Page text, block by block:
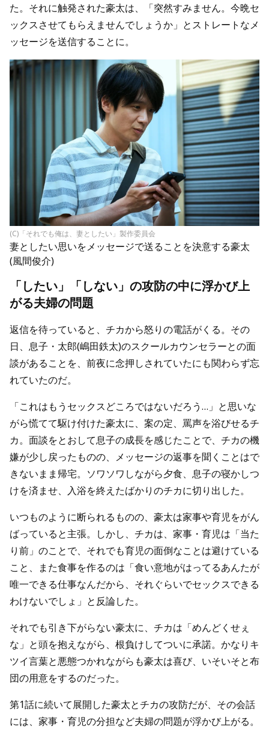
た。それに触発された豪太は、「突然すみません。今晩セ
ックスさせてもらえませんでしょうか」とストレートなメ
ッセージを送信することに。
(C)「それでも俺は、妻としたい」製作委員会
妻としたい思いをメッセージで送ることを決意する豪太
(風間俊介)
「したい」「しない」の攻防の中に浮かび上
がる夫婦の問題
返信を待っていると、チカから怒りの電話がくる。その
日、息子・太郎(嶋田鉄太)のスクールカウンセラーとの面
談があることを、前夜に念押しされていたにも関わらず忘
れていたのだ。
「これはもうセックスどころではないだろう…」と思いな
がら慌てて駆け付けた豪太に、案の定、罵声を浴びせるチ
カ。面談をとおして息子の成長を感じたことで、チカの機
嫌が少し戻ったものの、メッセージの返事を聞くことはで
きないまま帰宅。ソワソワしながら夕食、息子の寝かしつ
けを済ませ、入浴を終えたばかりのチカに切り出した。
いつものように断られるものの、豪太は家事や育児をがん
ばっていると主張。しかし、チカは、家事・育児は「当た
り前」のことで、それでも育児の面倒なことは避けている
こと、また食事を作るのは「食い意地がはってるあんたが
唯一できる仕事なんだから、それぐらいでセックスできる
わけないでしょ」と反論した。
それでも引き下がらない豪太に、チカは「めんどくせぇ
な」と頭を抱えながら、根負けしてついに承諾。かなりキ
ツイ言葉と悪態つかれながらも豪太は喜び、いそいそと布
団の用意をするのだった。
第1話に続いて展開した豪太とチカの攻防だが、その会話
には、家事・育児の分担など夫婦の問題が浮かび上がる。